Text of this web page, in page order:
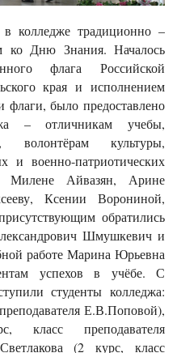
колледже традиционно –
ко Дню Знания. Началось
флага Российской
края и исполнением
было предоставлено
– отличникам учебы,
волонтёрам культуры,
и военно-патриотических
Милене Айвазян, Арине
Ксении Ворониной,
обратились
Шмушкевич и
работе Марина Юрьевна
успехов в учёбе. С
студенты колледжа:
Е.В.Поповой),
преподавателя
(2 курс, класс